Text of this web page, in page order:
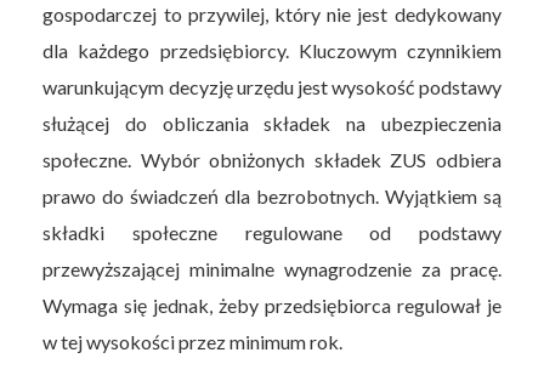
gospodarczej to przywilej, który nie jest dedykowany
dla każdego przedsiębiorcy. Kluczowym czynnikiem
warunkującym decyzję urzędu jest wysokość podstawy
służącej do obliczania składek na ubezpieczenia
społeczne. Wybór obniżonych składek ZUS odbiera
prawo do świadczeń dla bezrobotnych. Wyjątkiem są
składki społeczne regulowane od podstawy
przewyższającej minimalne wynagrodzenie za pracę.
Wymaga się jednak, żeby przedsiębiorca regulował je
w tej wysokości przez minimum rok.